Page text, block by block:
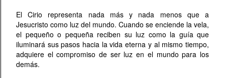
El Cirio representa nada más y nada menos que a
Jesucristo como luz del mundo. Cuando se enciende la vela,
el pequeño o pequeña reciben su luz como la guía que
iluminará sus pasos hacia la vida eterna y al mismo tiempo,
adquiere el compromiso de ser luz en el mundo para los
demás.